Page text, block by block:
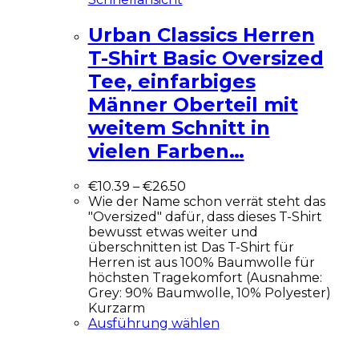
Urban Classics Herren
T-Shirt Basic Oversized
Tee, einfarbiges
Männer Oberteil mit
weitem Schnitt in
vielen Farben…
€10.39 – €26.50
Wie der Name schon verrät steht das
"Oversized" dafür, dass dieses T-Shirt
bewusst etwas weiter und
überschnitten ist Das T-Shirt für
Herren ist aus 100% Baumwolle für
höchsten Tragekomfort (Ausnahme:
Grey: 90% Baumwolle, 10% Polyester)
Kurzarm
Ausführung wählen